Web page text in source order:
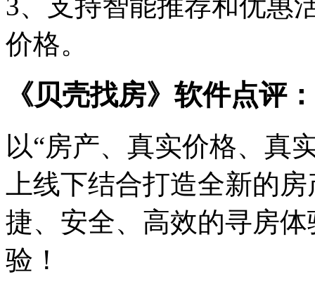
价格。
《贝壳找房》软件点评：
以“房产、真实价格、真
上线下结合打造全新的
捷、安全、高效的寻房
验！